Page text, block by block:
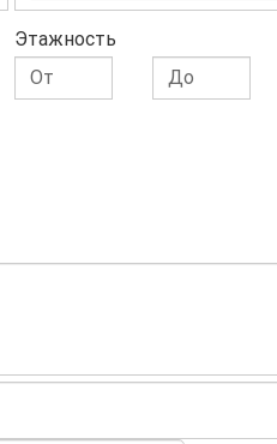
Этажность